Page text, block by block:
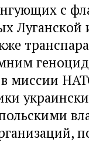
с
Луганской
миссии